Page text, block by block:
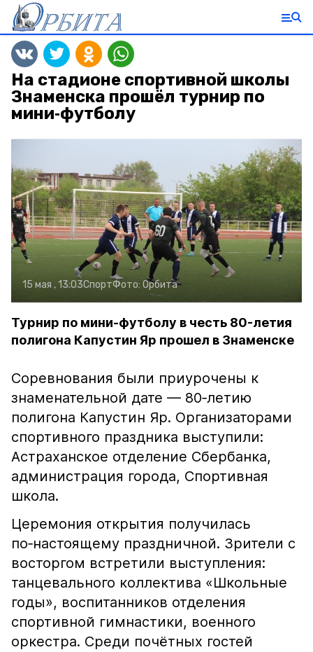
На стадионе спортивной школы
Знаменска прошёл турнир по
мини‑футболу
15 мая , 13:03СпортФото: Орбита
Турнир по мини-футболу в честь 80-летия
полигона Капустин Яр прошел в Знаменске
Соревнования были приурочены к
знаменательной дате — 80‑летию
полигона Капустин Яр. Организаторами
спортивного праздника выступили:
Астраханское отделение Сбербанка,
администрация города, Спортивная
школа.
Церемония открытия получилась
по‑настоящему праздничной. Зрители с
восторгом встретили выступления:
танцевального коллектива «Школьные
годы», воспитанников отделения
спортивной гимнастики, военного
оркестра. Среди почётных гостей